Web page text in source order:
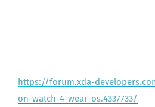
https://forum.xda-
on-watch-4-wear-os.4337733/